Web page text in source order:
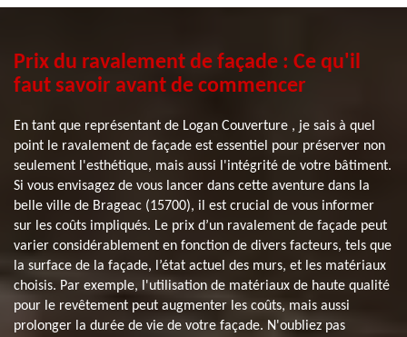
Prix du ravalement de façade : Ce qu'il
faut savoir avant de commencer
En tant que représentant de Logan Couverture , je sais à quel
point le ravalement de façade est essentiel pour préserver non
seulement l'esthétique, mais aussi l'intégrité de votre bâtiment.
Si vous envisagez de vous lancer dans cette aventure dans la
belle ville de Brageac (15700), il est crucial de vous informer
sur les coûts impliqués. Le prix d’un ravalement de façade peut
varier considérablement en fonction de divers facteurs, tels que
la surface de la façade, l’état actuel des murs, et les matériaux
choisis. Par exemple, l'utilisation de matériaux de haute qualité
pour le revêtement peut augmenter les coûts, mais aussi
prolonger la durée de vie de votre façade. N'oubliez pas